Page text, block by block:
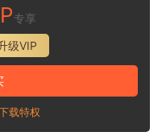
专享
级VIP
载特权